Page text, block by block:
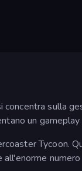
concentra sulla
un gameplay
Tycoon.